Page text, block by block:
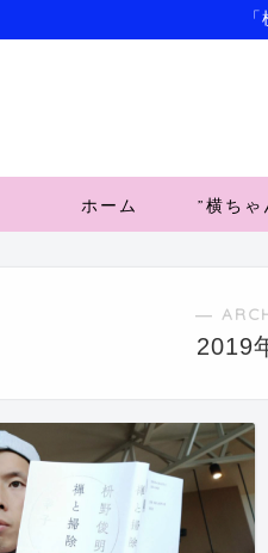
ホーム ”横ちゃ
―
2019